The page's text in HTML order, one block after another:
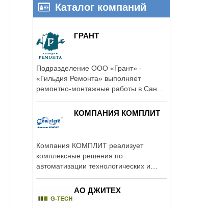
Каталог компаний
ГРАНТ
Подразделение ООО «Грант» -
«Гильдия Ремонта» выполняет
ремонтно-монтажные работы в Санкт-
КОМПАНИЯ КОМПЛИТ
Компания КОМПЛИТ реализует
комплексные решения по
автоматизации технологических и
АО ДЖИТЕХ